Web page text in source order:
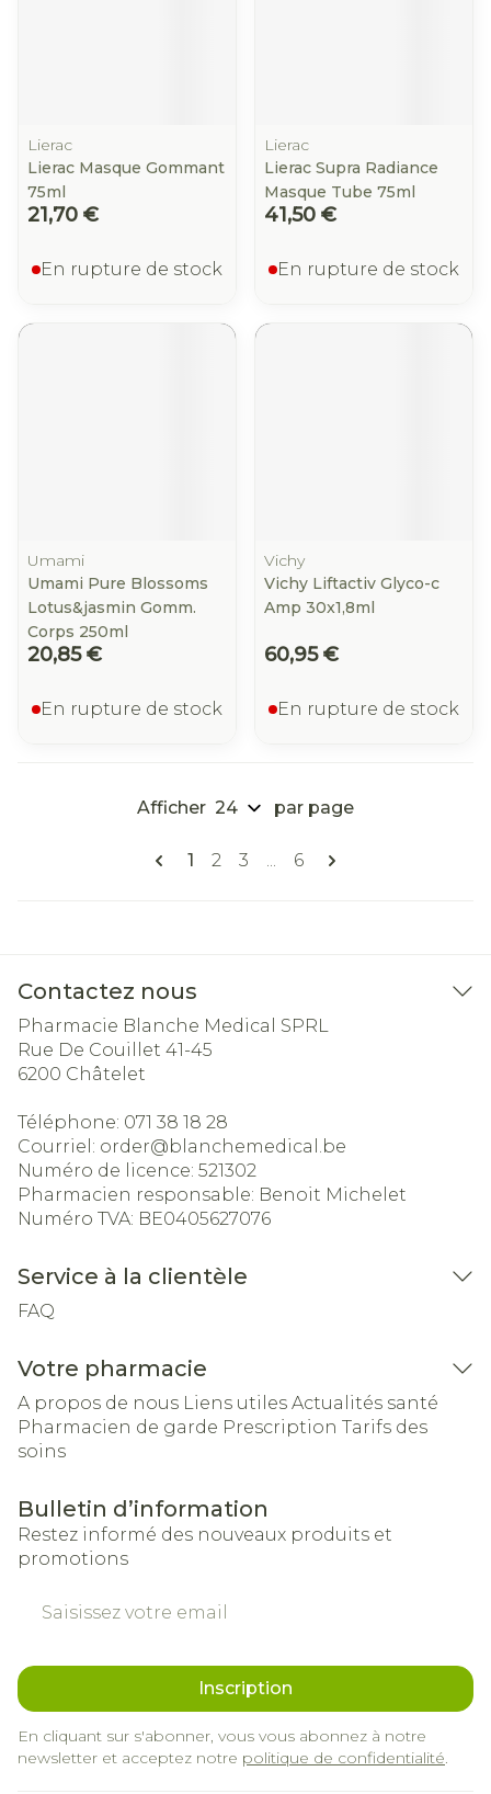
Lierac
Lierac Masque Gommant
75ml
21,70 €
En rupture de stock
Lierac
Lierac Supra Radiance
Masque Tube 75ml
41,50 €
En rupture de stock
Umami
Umami Pure Blossoms
Lotus&jasmin Gomm.
Corps 250ml
20,85 €
En rupture de stock
Vichy
Vichy Liftactiv Glyco-c
Amp 30x1,8ml
60,95 €
En rupture de stock
Pages
Vous lisez actuellement la page
1 Page
2 Page
3 ... Page
6
Afficher par page
Contactez nous
Pharmacie Blanche Medical SPRL
Rue De Couillet 41-45
6200 Châtelet
Téléphone: 071 38 18 28
Courriel: order@blanchemedical.be
Numéro de licence: 521302
Pharmacien responsable: Benoit Michelet
Numéro TVA: BE0405627076
Service à la clientèle
FAQ
Votre pharmacie
A propos de nous Liens utiles Actualités santé
Pharmacien de garde Prescription Tarifs des
soins
Bulletin d’information
Restez informé des nouveaux produits et
promotions
Inscription
En cliquant sur s'abonner, vous vous abonnez à notre
newsletter et acceptez notre politique de confidentialité.